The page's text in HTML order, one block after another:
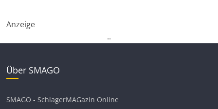
Anzeige
..
Über SMAGO
SMAGO - SchlagerMAGazin Online